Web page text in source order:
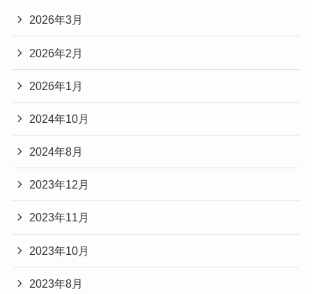
2026年3月
2026年2月
2026年1月
2024年10月
2024年8月
2023年12月
2023年11月
2023年10月
2023年8月